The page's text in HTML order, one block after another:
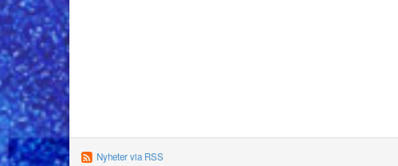
Nyheter via RSS